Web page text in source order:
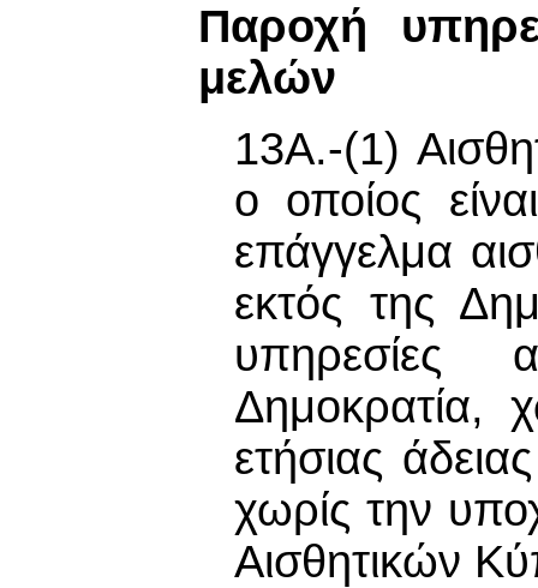
Παροχή
μελών
13Α.-(1)
ο οποίος
επάγγελμα
εκτός της
υπηρεσίες
Δημοκρατία,
ετήσιας
χωρίς την
Αισθητικών